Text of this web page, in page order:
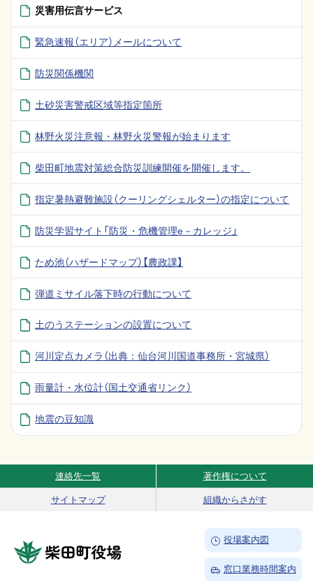
災害用伝言サービス
緊急速報（エリア）メールについて
防災関係機関
土砂災害警戒区域等指定箇所
林野火災注意報・林野火災警報が始まります
柴田町地震対策総合防災訓練開催を開催します。
指定暑熱避難施設（クーリングシェルター）の指定について
防災学習サイト「防災・危機管理e－カレッジ」
ため池（ハザードマップ）【農政課】
弾道ミサイル落下時の行動について
土のうステーションの設置について
河川定点カメラ（出典：仙台河川国道事務所・宮城県）
雨量計・水位計（国土交通省リンク）
地震の豆知識
Site Navigation
連絡先一覧 著作権について
サイトマップ 組織からさがす
柴田町役場
→
役場案内図
→
窓口業務時間案内